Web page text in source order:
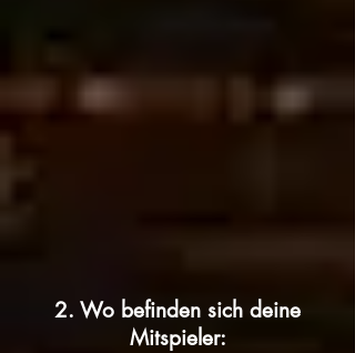
2. Wo befinden sich deine
Mitspieler: